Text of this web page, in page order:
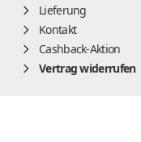
Lieferung
Kontakt
Cashback-Aktion
Vertrag widerrufen